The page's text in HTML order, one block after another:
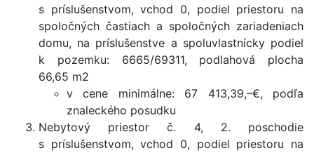
s príslušenstvom, vchod 0, podiel priestoru na
spoločných častiach a spoločných zariadeniach
domu, na príslušenstve a spoluvlastnícky podiel
k pozemku: 6665/69311, podlahová plocha
66,65 m2
v cene minimálne: 67 413,39,–€, podľa
znaleckého posudku
Nebytový priestor č. 4, 2. poschodie
s príslušenstvom, vchod 0, podiel priestoru na